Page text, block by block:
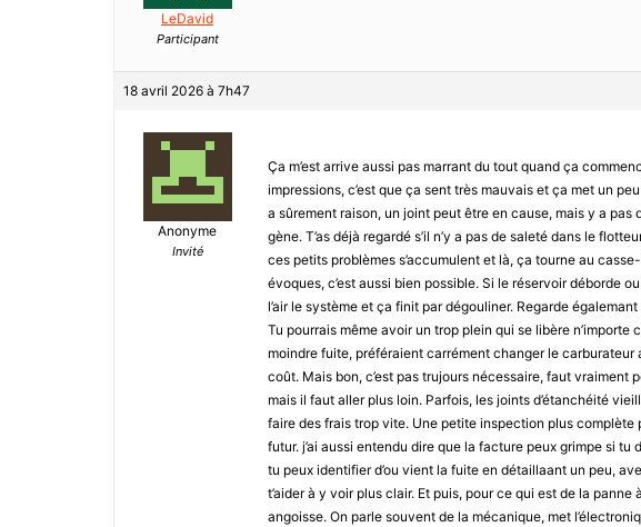
LeDavid
Participant
18 avril 2026 à 7h47
Anonyme
Invité
Ça m’est arrive aussi pas marrant du tout quand ça
impressions, c’est que ça sent très mauvais et ça met un
a sûrement raison, un joint peut être en cause, mais y a
gène. T’as déjà regardé s’il n’y a pas de saleté dans le
ces petits problèmes s’accumulent et là, ça tourne au
évoques, c’est aussi bien possible. Si le réservoir déborde
l’air le système et ça finit par dégouliner. Regarde
Tu pourrais même avoir un trop plein qui se libère n’importe
moindre fuite, préféraient carrément changer le
coût. Mais bon, c’est pas trujours nécessaire, faut vraiment
mais il faut aller plus loin. Parfois, les joints d’étanchéité
faire des frais trop vite. Une petite inspection plus complète
futur. j’ai aussi entendu dire que la facture peux grimpe si tu
tu peux identifier d’ou vient la fuite en détaillaant un peu,
t’aider à y voir plus clair. Et puis, pour ce qui est de la panne
angoisse. On parle souvent de la mécanique, met